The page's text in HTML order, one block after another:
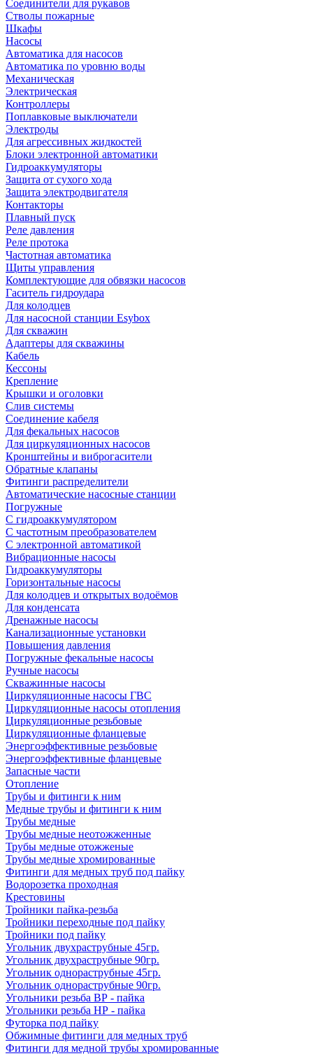
Соединители для рукавов
Стволы пожарные
Шкафы
Насосы
Автоматика для насосов
Автоматика по уровню воды
Механическая
Электрическая
Контроллеры
Поплавковые выключатели
Электроды
Для агрессивных жидкостей
Блоки электронной автоматики
Гидроаккумуляторы
Защита от сухого хода
Защита электродвигателя
Контакторы
Плавный пуск
Реле давления
Реле протока
Частотная автоматика
Щиты управления
Комплектующие для обвязки насосов
Гаситель гидроудара
Для колодцев
Для насосной станции Esybox
Для скважин
Адаптеры для скважины
Кабель
Кессоны
Крепление
Крышки и оголовки
Слив системы
Соединение кабеля
Для фекальных насосов
Для циркуляционных насосов
Кронштейны и виброгасители
Обратные клапаны
Фитинги распределители
Автоматические насосные станции
Погружные
С гидроаккумулятором
С частотным преобразователем
С электронной автоматикой
Вибрационные насосы
Гидроаккумуляторы
Горизонтальные насосы
Для колодцев и открытых водоёмов
Для конденсата
Дренажные насосы
Канализационные установки
Повышения давления
Погружные фекальные насосы
Ручные насосы
Скважинные насосы
Циркуляционные насосы ГВС
Циркуляционные насосы отопления
Циркуляционные резьбовые
Циркуляционные фланцевые
Энергоэффективные резьбовые
Энергоэффективные фланцевые
Запасные части
Отопление
Трубы и фитинги к ним
Медные трубы и фитинги к ним
Трубы медные
Трубы медные неотожженные
Трубы медные отожженые
Трубы медные хромированные
Фитинги для медных труб под пайку
Водорозетка проходная
Крестовины
Тройники пайка-резьба
Тройники переходные под пайку
Тройники под пайку
Угольник двухраструбные 45гр.
Угольник двухраструбные 90гр.
Угольник однораструбные 45гр.
Угольник однораструбные 90гр.
Угольники резьба ВР - пайка
Угольники резьба НР - пайка
Футорка под пайку
Обжимные фитинги для медных труб
Фитинги для медной трубы хромированные